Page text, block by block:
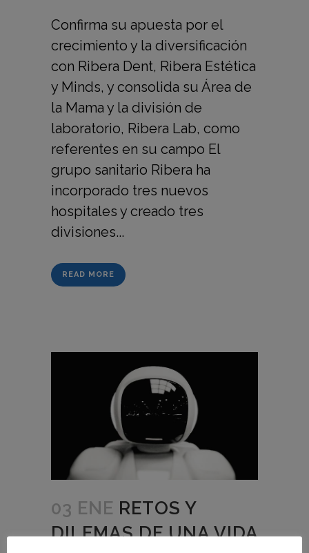
Confirma su apuesta por el
crecimiento y la diversificación
con Ribera Dent, Ribera Estética
y Minds, y consolida su Área de
la Mama y la división de
laboratorio, Ribera Lab, como
referentes en su campo El
grupo sanitario Ribera ha
incorporado tres nuevos
hospitales y creado tres
divisiones...
READ MORE
03 ENE RETOS Y
DILEMAS DE UNA VIDA